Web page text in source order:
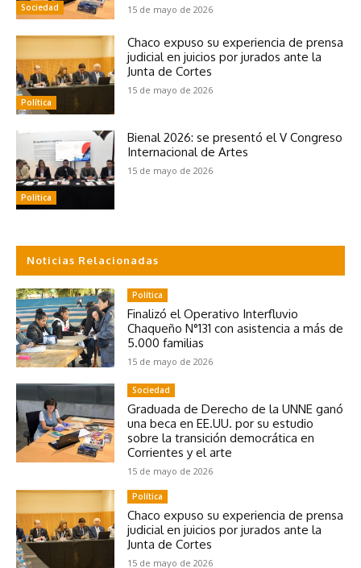
Sociedad 15 de mayo de 2026
Política
Chaco expuso su experiencia de prensa
judicial en juicios por jurados ante la
Junta de Cortes
15 de mayo de 2026
Política
Bienal 2026: se presentó el V Congreso
Internacional de Artes
15 de mayo de 2026
Noticias Relacionadas
Política
Finalizó el Operativo Interfluvio
Chaqueño N°131 con asistencia a más de
5.000 familias
15 de mayo de 2026
Sociedad
Graduada de Derecho de la UNNE ganó
una beca en EE.UU. por su estudio
sobre la transición democrática en
Corrientes y el arte
15 de mayo de 2026
Política
Chaco expuso su experiencia de prensa
judicial en juicios por jurados ante la
Junta de Cortes
15 de mayo de 2026